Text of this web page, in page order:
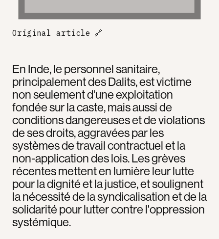
En Inde, le personnel sanitaire,
principalement des Dalits, est victime
non seulement d'une exploitation
fondée sur la caste, mais aussi de
conditions dangereuses et de violations
de ses droits, aggravées par les
systèmes de travail contractuel et la
non-application des lois. Les grèves
récentes mettent en lumière leur lutte
pour la dignité et la justice, et soulignent
la nécessité de la syndicalisation et de la
solidarité pour lutter contre l'oppression
systémique.
Original article 🔗